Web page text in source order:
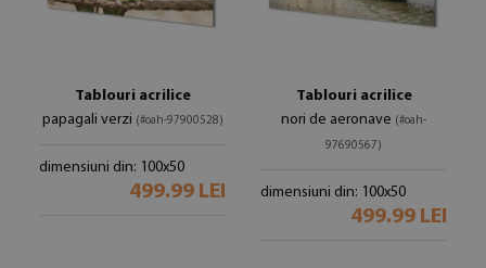
Tablouri acrilice
papagali verzi (#oah-97900528)
dimensiuni din: 100x50
499.99 LEI
Tablouri acrilice
nori de aeronave (#oah-
97690567)
dimensiuni din: 100x50
499.99 LEI